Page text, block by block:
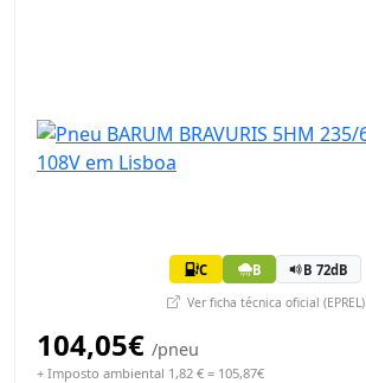
C B B 72dB
Ver ficha técnica oficial (EPREL)
104,05€ /pneu
+ Imposto ambiental 1,82 € = 105,87€